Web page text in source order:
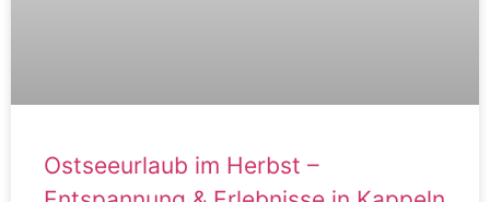
Ostseeurlaub im Herbst –